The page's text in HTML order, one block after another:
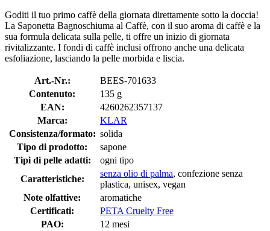
Goditi il ​​tuo primo caffè della giornata direttamente sotto la doccia!
La Saponetta Bagnoschiuma al Caffè, con il suo aroma di caffè e la
sua formula delicata sulla pelle, ti offre un inizio di giornata
rivitalizzante. I fondi di caffè inclusi offrono anche una delicata
esfoliazione, lasciando la pelle morbida e liscia.
Art.-Nr.:
BEES-701633
Contenuto:
135 g
EAN:
4260262357137
Marca:
KLAR
Consistenza/formato: solida
Tipo di prodotto:
sapone
Tipi di pelle adatti:
ogni tipo
Caratteristiche:
senza olio di palma, confezione senza
plastica, unisex, vegan
Note olfattive:
aromatiche
Certificati:
PETA Cruelty Free
PAO:
12 mesi